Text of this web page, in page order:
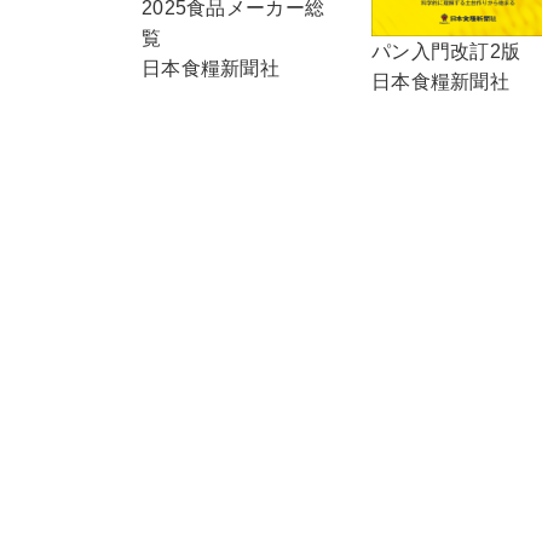
2025食品メーカー総
覧
日本食糧新聞社
パン入門改訂2版
日本食糧新聞社